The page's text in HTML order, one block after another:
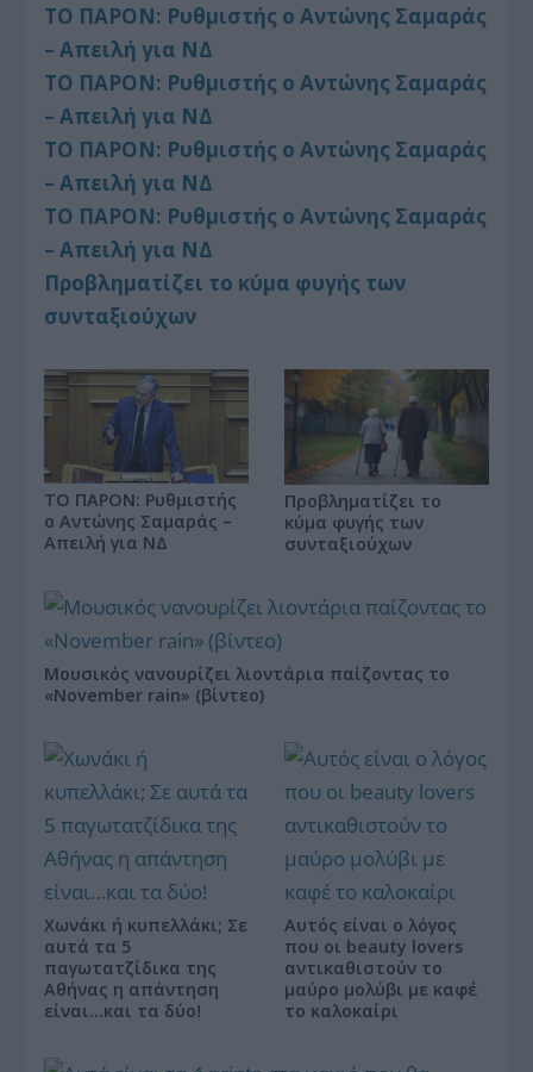
ΤΟ ΠΑΡΟΝ: Ρυθμιστής ο Αντώνης Σαμαράς
– Απειλή για ΝΔ
ΤΟ ΠΑΡΟΝ: Ρυθμιστής ο Αντώνης Σαμαράς
– Απειλή για ΝΔ
ΤΟ ΠΑΡΟΝ: Ρυθμιστής ο Αντώνης Σαμαράς
– Απειλή για ΝΔ
ΤΟ ΠΑΡΟΝ: Ρυθμιστής ο Αντώνης Σαμαράς
– Απειλή για ΝΔ
Προβληματίζει το κύμα φυγής των
συνταξιούχων
ΤΟ ΠΑΡΟΝ: Ρυθμιστής
ο Αντώνης Σαμαράς –
Απειλή για ΝΔ
Προβληματίζει το
κύμα φυγής των
συνταξιούχων
Μουσικός νανουρίζει λιοντάρια παίζοντας το
«November rain» (βίντεο)
Χωνάκι ή κυπελλάκι; Σε
αυτά τα 5
παγωτατζίδικα της
Αθήνας η απάντηση
είναι…και τα δύο!
Αυτός είναι ο λόγος
που οι beauty lovers
αντικαθιστούν το
μαύρο μολύβι με καφέ
το καλοκαίρι